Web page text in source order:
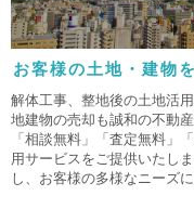
お客様の土地・建物
解体工事、整地後の土地活
地建物の売却も誠和の不動
「相談無料」「査定無料」
用サービスをご提供いたし
し、お客様の多様なニーズ